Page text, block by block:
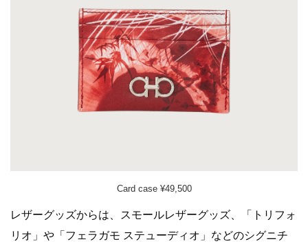
Card case ¥49,500
レザーグッズからは、スモールレザーグッズ、「トリフォ
リオ」や「フェラガモ ステューディオ」などのシグニチ